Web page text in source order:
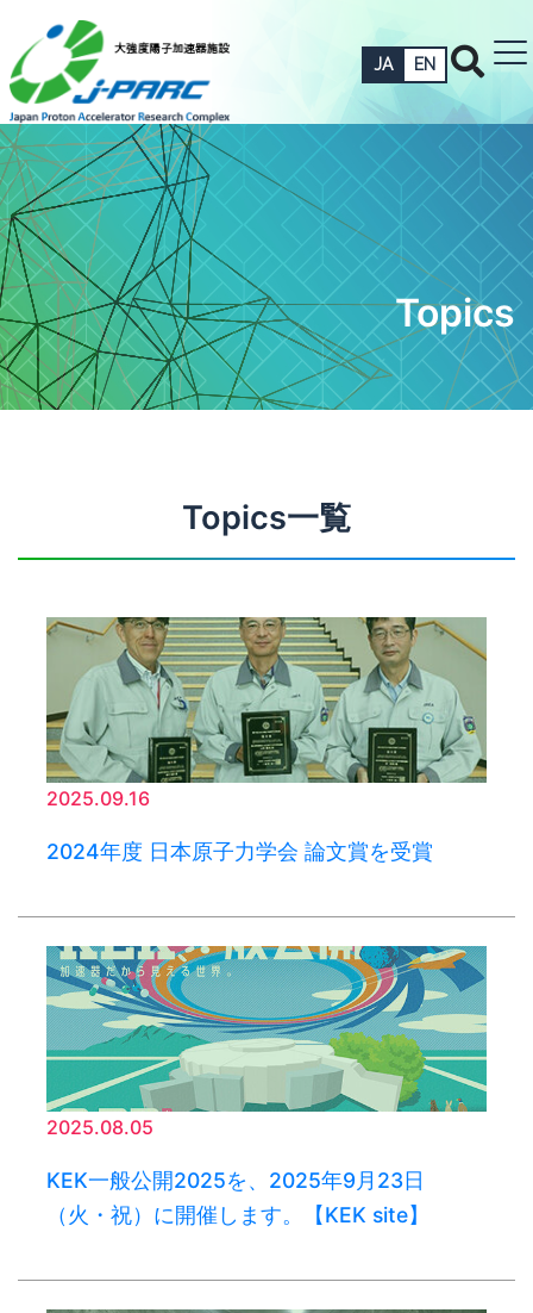
JA EN
Topics
Topics一覧
2025.09.16
2024年度 日本原子力学会 論文賞を受賞
2025.08.05
KEK一般公開2025を、2025年9月23日
（火・祝）に開催します。【KEK site】